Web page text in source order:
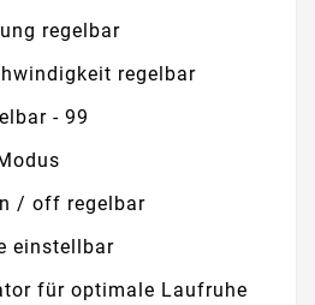
regelbar
regelbar
- 99
/ off regelbar
einstellbar
für optimale Laufruhe